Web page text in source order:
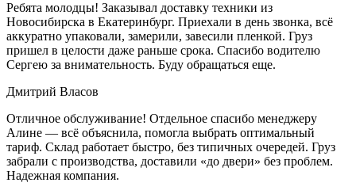
Ребята молодцы! Заказывал доставку техники из
Новосибирска в Екатеринбург. Приехали в день звонка, всё
аккуратно упаковали, замерили, завесили пленкой. Груз
пришел в целости даже раньше срока. Спасибо водителю
Сергею за внимательность. Буду обращаться еще.
Дмитрий Власов
Отличное обслуживание! Отдельное спасибо менеджеру
Алине — всё объяснила, помогла выбрать оптимальный
тариф. Склад работает быстро, без типичных очередей. Груз
забрали с производства, доставили «до двери» без проблем.
Надежная компания.